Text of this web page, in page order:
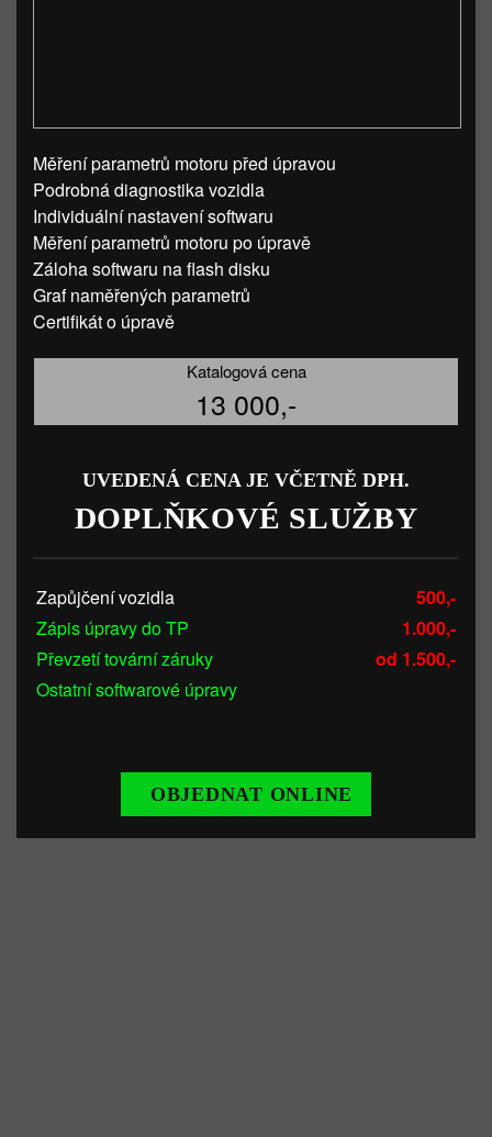
Měření parametrů motoru před úpravou
Podrobná diagnostika vozidla
Individuální nastavení softwaru
Měření parametrů motoru po úpravě
Záloha softwaru na flash disku
Graf naměřených parametrů
Certifikát o úpravě
Katalogová cena
13 000,-
UVEDENÁ CENA JE VČETNĚ DPH.
DOPLŇKOVÉ SLUŽBY
Zapůjčení vozidla
500,-
Zápis úpravy do TP
1.000,-
Převzetí tovární záruky
od 1.500,-
Ostatní softwarové úpravy
OBJEDNAT ONLINE